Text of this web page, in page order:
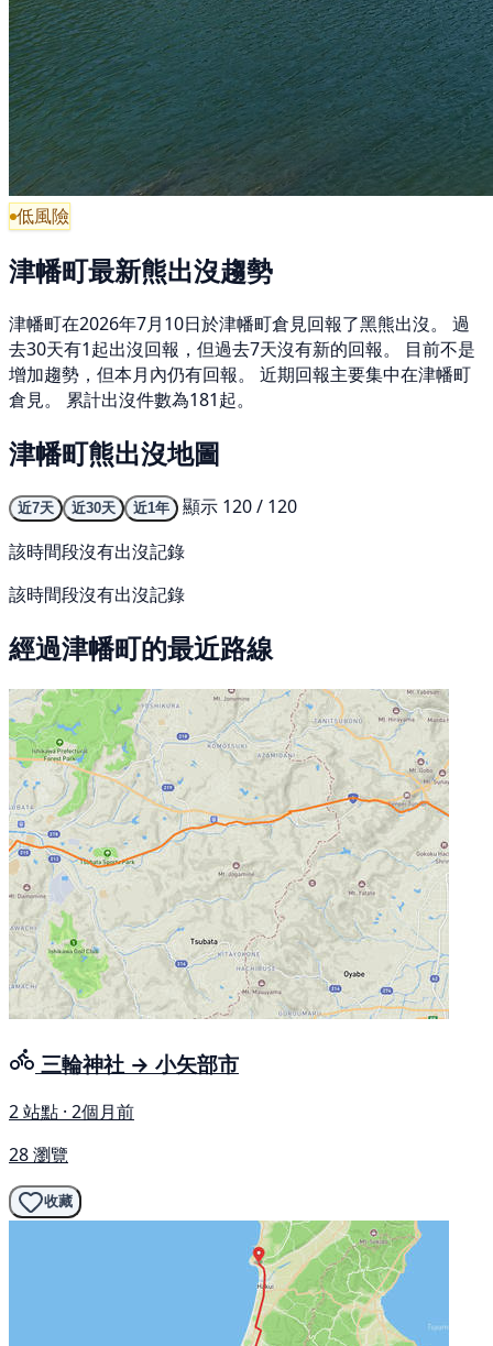
低風險
津幡町最新熊出沒趨勢
津幡町在2026年7月10日於津幡町倉見回報了黑熊出沒。 過
去30天有1起出沒回報，但過去7天沒有新的回報。 目前不是
增加趨勢，但本月內仍有回報。 近期回報主要集中在津幡町
倉見。 累計出沒件數為181起。
津幡町熊出沒地圖
近7天 近30天 近1年
顯示 120 / 120
該時間段沒有出沒記錄
該時間段沒有出沒記錄
經過津幡町的最近路線
三輪神社 → 小矢部市
2 站點 · 2個月前
28 瀏覽
收藏